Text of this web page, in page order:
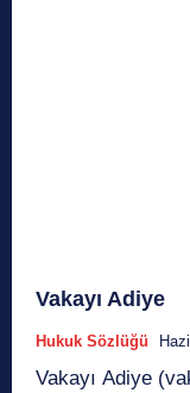
Vakayı Adiye
Hukuk Sözlüğü
Vakayı Adiye